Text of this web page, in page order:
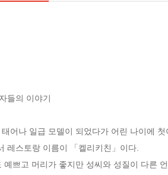
들의 이야기
어나 일급 모델이 되었다가 어린 나이에
레스토랑 이름이 「켈리키친」이다.
예쁘고 머리가 좋지만 성씨와 성질이 다른